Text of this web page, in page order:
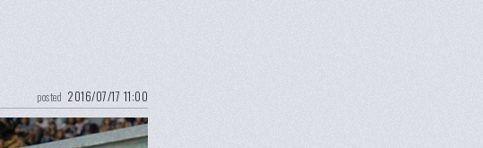
posted 2016/07/17 11:00